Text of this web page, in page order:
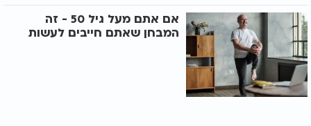
אם אתם מעל גיל 50 - זה
המבחן שאתם חייבים לעשות